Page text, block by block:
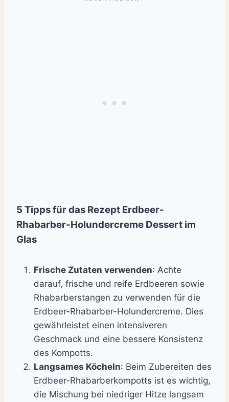
5 Tipps für das Rezept Erdbeer-
Rhabarber-Holundercreme Dessert im
Glas
Frische Zutaten verwenden: Achte
darauf, frische und reife Erdbeeren sowie
Rhabarberstangen zu verwenden für die
Erdbeer-Rhabarber-Holundercreme. Dies
gewährleistet einen intensiveren
Geschmack und eine bessere Konsistenz
des Kompotts.
Langsames Köcheln: Beim Zubereiten des
Erdbeer-Rhabarberkompotts ist es wichtig,
die Mischung bei niedriger Hitze langsam